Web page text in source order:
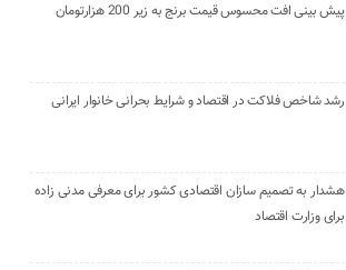
پیش بینی افت محسوس قیمت برنج به زیر 200 هزارتومان
رشد شاخص فلاکت در اقتصاد و شرایط بحرانی خانوار ایرانی
هشدار به تصمیم سازان اقتصادی کشور برای معرفی مدنی زاده
برای وزارت اقتصاد